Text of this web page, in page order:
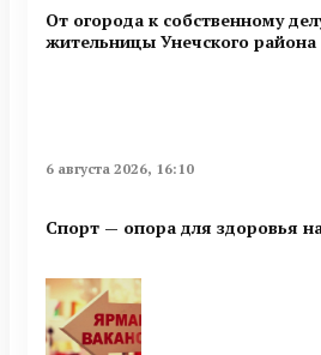
От огорода к собственному
жительницы Унечского района
6 августа 2026, 16:10
Спорт — опора для здоровья